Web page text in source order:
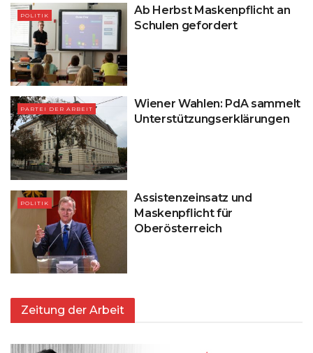
POLITIK
Ab Herbst Maskenpflicht an
Schulen gefordert
PARTEI DER ARBEIT
Wiener Wahlen: PdA sammelt
Unterstützungserklärungen
POLITIK
Assistenzeinsatz und
Maskenpflicht für
Oberösterreich
Zeitung der Arbeit